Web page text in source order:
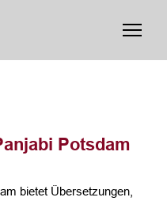
Potsdam
bietet Übersetzungen,